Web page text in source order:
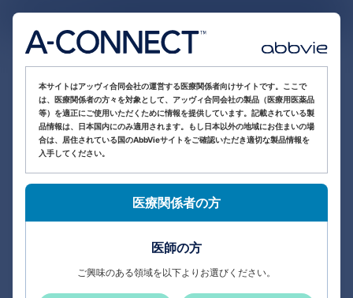
本サイトはアッヴィ合同会社の運営する医療関係者向けサイトです。ここで
は、医療関係者の方々を対象として、アッヴィ合同会社の製品（医療用医薬品
等）を適正にご使用いただくために情報を提供しています。記載されている製
品情報は、日本国内にのみ適用されます。もし日本以外の地域にお住まいの場
合は、居住されている国のAbbVieサイトをご確認いただき適切な製品情報を
入手してください。
医療関係者の方
医師の方
ご興味のある領域を以下よりお選びください。